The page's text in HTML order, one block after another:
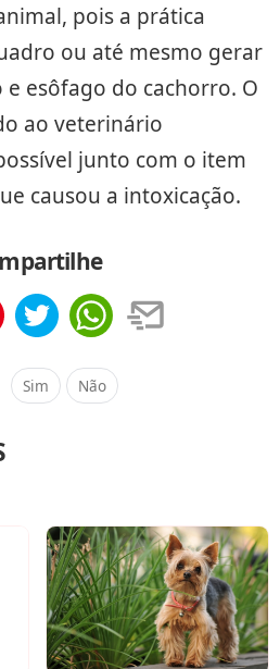
pois a prática
ou até mesmo gerar
esôfago do cachorro. O
ao veterinário
junto com o item
causou a intoxicação.
Sim Não